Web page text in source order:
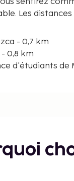
sentirez
Les
- 0,7 km
0,8 km
d'étudiants de